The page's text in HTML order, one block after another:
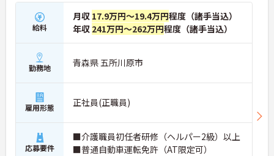
給料
月収 17.9万円～19.4万円程度（諸手当込）
年収 241万円～262万円程度（諸手当込）
勤務地 青森県 五所川原市
雇用形態 正社員(正職員)
応募要件
■介護職員初任者研修（ヘルパー2級）以上
■普通自動車運転免許（AT限定可）